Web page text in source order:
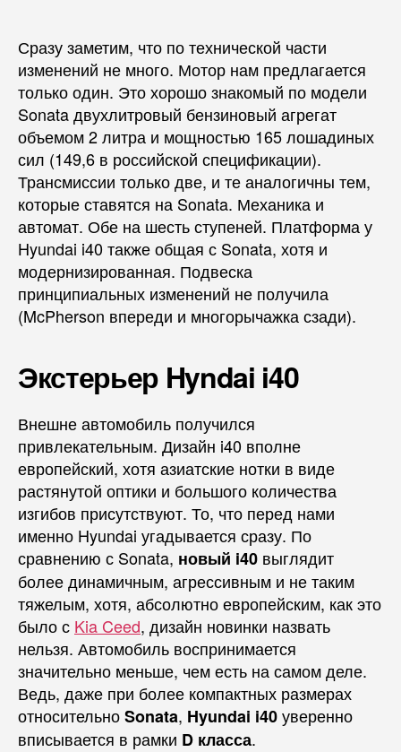
Сразу заметим, что по технической части
изменений не много. Мотор нам предлагается
только один. Это хорошо знакомый по модели
Sonata двухлитровый бензиновый агрегат
объемом 2 литра и мощностью 165 лошадиных
сил (149,6 в российской спецификации).
Трансмиссии только две, и те аналогичны тем,
которые ставятся на Sonata. Механика и
автомат. Обе на шесть ступеней. Платформа у
Hyundai i40 также общая с Sonata, хотя и
модернизированная. Подвеска
принципиальных изменений не получила
(McPherson впереди и многорычажка сзади).
Экстерьер Hyndai i40
Внешне автомобиль получился
привлекательным. Дизайн i40 вполне
европейский, хотя азиатские нотки в виде
растянутой оптики и большого количества
изгибов присутствуют. То, что перед нами
именно Hyundai угадывается сразу. По
сравнению с Sonata, новый i40 выглядит
более динамичным, агрессивным и не таким
тяжелым, хотя, абсолютно европейским, как это
было с Kia Ceed, дизайн новинки назвать
нельзя. Автомобиль воспринимается
значительно меньше, чем есть на самом деле.
Ведь, даже при более компактных размерах
относительноSonata, Hyundai i40уверенно
вписывается в рамки D класса.